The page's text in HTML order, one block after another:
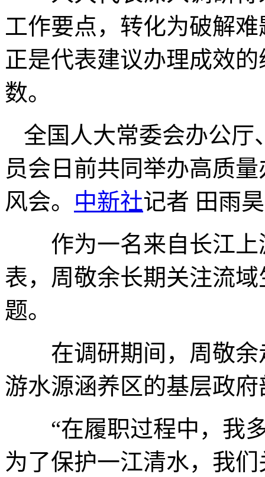
工作要点，转化为破解
正是代表建议办理成效
数。
全国人大常委会办公厅
员会日前共同举办高质
风会。 中新社记者 田雨
作为一名来自长江上
表，周敬余长期关注流
题。
在调研期间，周敬余
游水源涵养区的基层政
“在履职过程中，我多
为了保护一江清水，我